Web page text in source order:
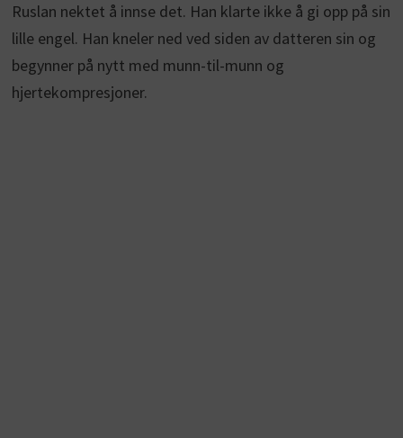
Ruslan nektet å innse det. Han klarte ikke å gi opp på sin
lille engel. Han kneler ned ved siden av datteren sin og
begynner på nytt med munn-til-munn og
hjertekompresjoner.